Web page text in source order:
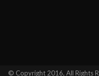
© Copyright 2016, All Rights